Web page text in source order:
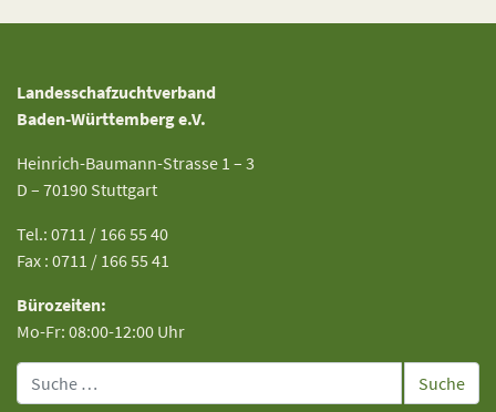
Landesschafzuchtverband
Baden-Württemberg e.V.
Heinrich-Baumann-Strasse 1 – 3
D – 70190 Stuttgart
Tel.: 0711 / 166 55 40
Fax : 0711 / 166 55 41
Bürozeiten:
Mo-Fr: 08:00-12:00 Uhr
Suche